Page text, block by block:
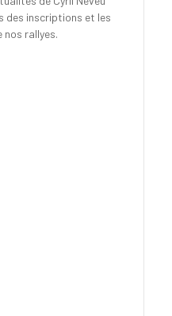
des inscriptions et les
nos rallyes.